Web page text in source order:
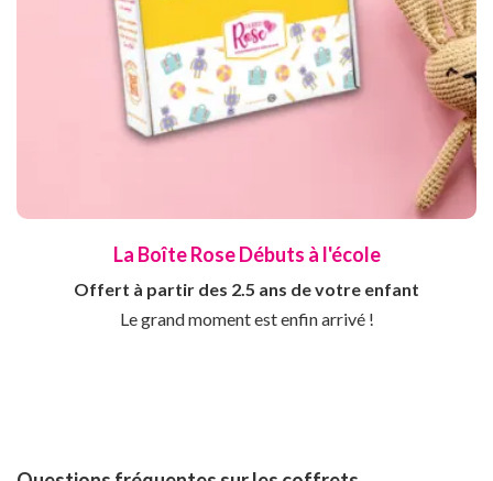
La Boîte Rose Débuts à l'école
Offert à partir des 2.5 ans de votre enfant
Le grand moment est enfin arrivé !